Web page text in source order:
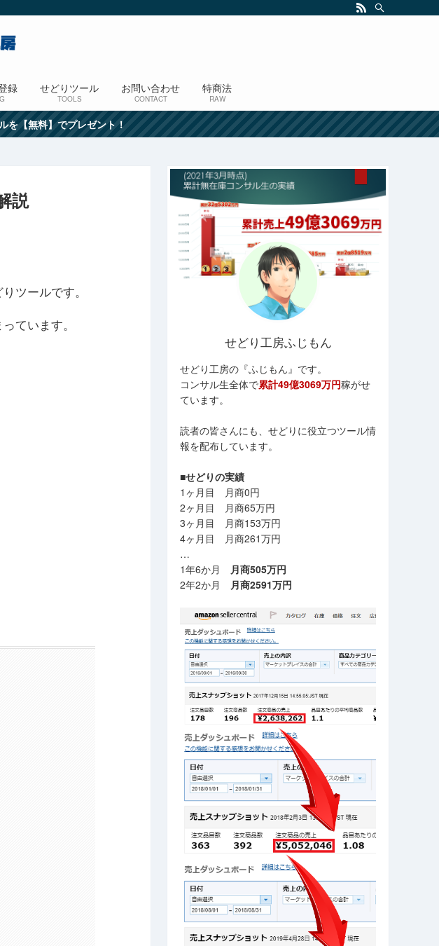
録 せどりツール
TOOLS
お問い合わせ
CONTACT
特商法
RAW
を【無料】でプレゼント！
説
ツールです。
ています。
せどり工房ふじもん
せどり工房の『ふじもん』です。
コンサル生全体で累計49億3069万円稼がせ
ています。
読者の皆さんにも、せどりに役立つツール情
報を配布しています。
■せどりの実績
1ヶ月目 月商0円
2ヶ月目 月商65万円
3ヶ月目 月商153万円
4ヶ月目 月商261万円
…
1年6か月 月商505万円
2年2か月 月商2591万円